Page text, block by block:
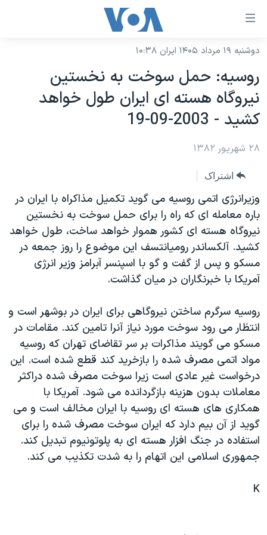
لینکهای
دسترسی
جهش
محتوای
اصلی
به
صفحه
جهش
به
جستجو
نسخه سبک وب‌سایت
موضوع ها
ایران
آمریکا
جهان
ورزشی
گزیده‌ها
ویژه برنامه‌ها
ویدیوها
فرهنگ و زندگی
اقتصادی
علم و فناوری
اسرائیل در جنگ
گالری عکس
آرشیو پخش زنده
برنامه های تلویزیونی
جدول برنامه ها
صفحه‌های ویژه
جام جهانی ۲۰۲۶
عملیات خشم حماسی
۲۵۰سالگی آمریکا
بایگانی برنامه‌های تلویزیونی
مستندها
حمله جمهوری اسلامی به اسرائیل
رمز مهسا
ورزش زنان در ایران
اعتراضات زن، زندگی، آزادی
مجموعه مستندهای دادخواهی
تریبونال مردمی آبان ۹۸
دادگاه حمید نوری
فرکانس‌های صدای آمریکا
پخش رادیویی
یادگیری زبان انگلیسی
دنبال کنید
زبانهای مختلف
دوشنبه ۱۹ مرداد ۱۴۰۵ ایران ۱۰:۳۸
روسيه: حمل سوخت به نخستين
نيروگاه هسته ای ايران طول خواهد
کشيد - 2003-09-19
۲۸ شهریور ۱۳۸۲
اشتراک
وزيرانرژی اتمی روسيه می گويد تکميل مذاکراه با ايران در
باره معامله ای که راه را برای حمل سوخت به نخستين
نيروگاه هسته ای کشور هموار خواهد ساخت، طول خواهد
کشيد. آلکساندر روميانتسف اين موضوع را روز جمعه در
مسکو و پس از گفت و گو با اسپنسر آبرامز وزير انرژی
آمريکا با خبرنگاران در ميان گذاشت.
روسيه سرگرم ساختن نيروگاهی برای ايران در بوشهر است و
انتظار می رود سوخت مورد نياز آنرا تامين کند. مقامات در
مسکو می گويند مذاکرات بر سر تقاضای تهران که روسيه
مواد اتمی مصرف شده را بازخريد کند قطع شده است. اين
درخواست غير عادی است زيرا سوخت مصرف شده دراکثر
معاملات بدون هزينه بازگردانده می شود. آمريکا با
همکاری های هسته ای روسيه با ايران مخالف است و می
گويد از آن بيم دارد که ايران سوخت مصرف شده را برای
استفاده در جنگ افزار هسته ای به پلوتونيوم تبديل کند.
جمهوری اسلامی اين اتهام را به شدت تکذيب می کند.
K